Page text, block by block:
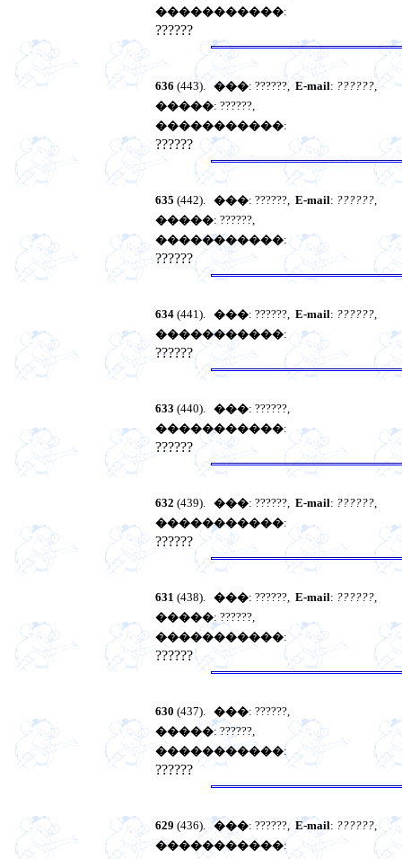
�����������:
??????
636 (443). ���: ??????,E-mail: ??????,
�����: ??????,
�����������:
??????
635 (442). ���: ??????, E-mail: ??????,
�����: ??????,
�����������:
??????
634 (441). ���: ??????, E-mail: ??????,
�����������:
??????
633 (440). ���: ??????,
�����������:
??????
632 (439). ���: ??????, E-mail: ??????,
�����������:
??????
631 (438). ���: ??????, E-mail: ??????,
�����: ??????,
�����������:
??????
630 (437). ���: ??????,
�����: ??????,
�����������:
??????
629 (436).���: ??????, E-mail: ??????,
�����������: